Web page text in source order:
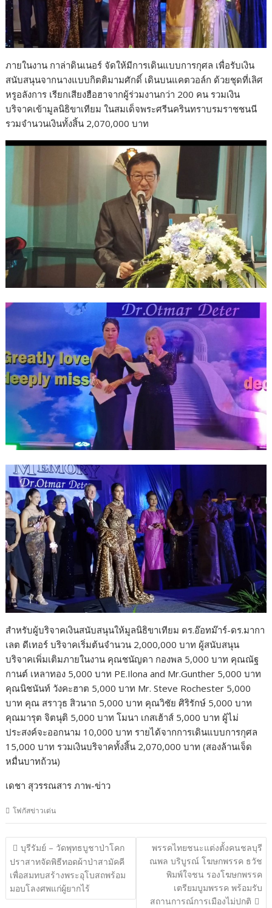
ภายในงาน กาล่าดินเนอร์ จัดให้มีการเดินแบบการกุศล เพื่อรับเงิน
สนับสนุนจากนางแบบกิตติมามศักดิ์ เดินบนแคตวอล์ก ด้วยชุดที่เลิศ
หรูอลังการ เรียกเสียงฮือฮาจากผู้ร่วมงานกว่า 200 คน รวมเงิน
บริจาคเข้ามูลนิธิขาเทียม ในสมเด็จพระศรีนครินทราบรมราชชนนี
รวมจำนวนเงินทั้งสิ้น 2,070,000 บาท
สำหรับผู้บริจาคเงินสนับสนุนให้มูลนิธิขาเทียม ดร.อ๊อทม๊าร์-ดร.มากา
เลต ดีเทอร์ บริจาคเริ่มต้นจำนวน 2,000,000 บาท ผู้สนับสนุน
บริจาคเพิ่มเติมภายในงาน คุณชนัญดา กองพล 5,000 บาท คุณณัฐ
กานต์ เหลาทอง 5,000 บาท PE.Ilona and Mr.Gunther 5,000 บาท
คุณนิชนันท์ วังคะฮาต 5,000 บาท Mr. Steve Rochester 5,000
บาท คุณ สราวุธ สิวนาถ 5,000 บาท คุณวิชัย ศิริรักษ์ 5,000 บาท
คุณมารุต จิตนุติ 5,000 บาท โมนา เกสเฮ้าส์ 5,000 บาท ผู้ไม่
ประสงค์จะออกนาม 10,000 บาท รายได้จากการเดินแบบการกุศล
15,000 บาท รวมเงินบริจาคทั้งสิ้น 2,070,000 บาท (สองล้านเจ็ด
หมื่นบาทถ้วน)
เดชา สุวรรณสาร ภาพ-ข่าว
โฟกัสข่าวเด่น
แนะแนว
เรื่อง
บุรีรัมย์ – วัดพุทธบูชาป่าโคก
ปราสาทจัดพิธีทอดผ้าป่าสามัคคี
เพื่อสมทบสร้างพระอุโบสถพร้อม
มอบโลงศพแก่ผู้ยากไร้
พรรคไทยชนะแต่งตั้งคนชลบุรี
ณพล บริบูรณ์ โฆษกพรรค ธวัช
พิมพ์ใจชน รองโฆษกพรรค
เตรียมบูมพรรค พร้อมรับ
สถานการณ์การเมืองไม่ปกติ